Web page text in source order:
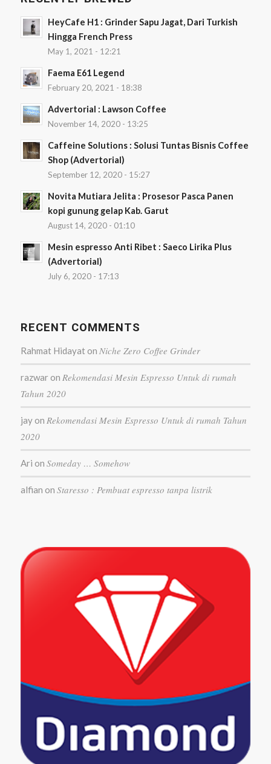
HeyCafe H1 : Grinder Sapu Jagat, Dari Turkish
Hingga French Press
May 1, 2021 - 12:21
Faema E61 Legend
February 20, 2021 - 18:38
Advertorial : Lawson Coffee
November 14, 2020 - 13:25
Caffeine Solutions : Solusi Tuntas Bisnis Coffee
Shop (Advertorial)
September 12, 2020 - 15:27
Novita Mutiara Jelita : Prosesor Pasca Panen
kopi gunung gelap Kab. Garut
August 14, 2020 - 01:10
Mesin espresso Anti Ribet : Saeco Lirika Plus
(Advertorial)
July 6, 2020 - 17:13
RECENT COMMENTS
Rahmat Hidayaton Niche Zero Coffee Grinder
razwaron Rekomendasi Mesin Espresso Untuk di rumah
Tahun 2020
jayon Rekomendasi Mesin Espresso Untuk di rumah Tahun
2020
Ari on Someday … Somehow
alfian on Staresso : Pembuat espresso tanpa listrik